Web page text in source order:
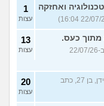
ואחזקה
1
עצות
מתוך כעס.
(אלכס, שם בדוי, בן 40, כתב ב-22/07/26
13
עצות
(עידן, בן 27, כתב
20
עצות